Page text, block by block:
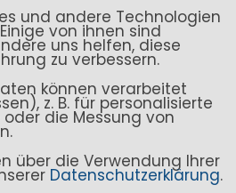
und andere Technologien
von ihnen sind
uns helfen, diese
zu verbessern.
können verarbeitet
z. B. für personalisierte
die Messung von
über die Verwendung Ihrer
Datenschutzerklärung.